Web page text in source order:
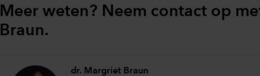
Meer weten? Neem contact op
Braun.
dr. Margriet Braun